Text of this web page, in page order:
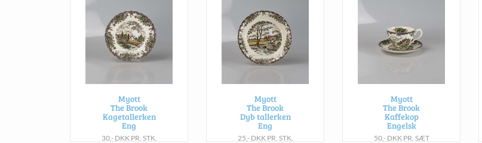
Myott
The Brook
Kagetallerken
Eng
30,- DKK PR. STK.
Myott
The Brook
Dyb tallerken
Eng
25,- DKK PR. STK.
Myott
The Brook
Kaffekop
Engelsk
50,- DKK PR. SÆT